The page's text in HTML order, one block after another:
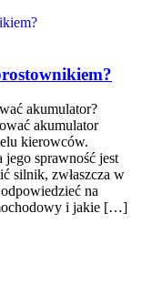
akumulator?
akumulator
kierowców.
jego sprawność jest
silnik, zwłaszcza w
na
i jakie […]